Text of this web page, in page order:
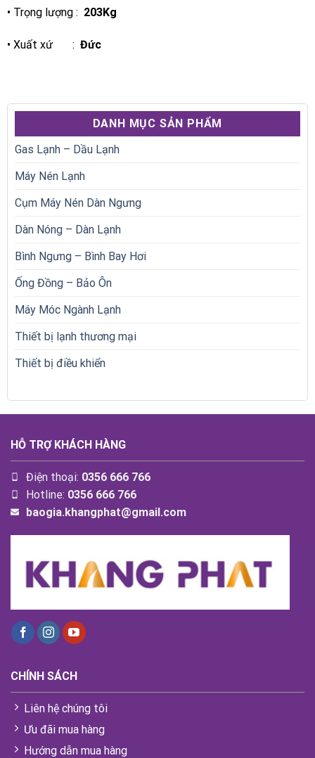
• Trọng lượng : 203Kg
• Xuất xứ : Đức
DANH MỤC SẢN PHẨM
Gas Lạnh – Dầu Lạnh
Máy Nén Lạnh
Cụm Máy Nén Dàn Ngưng
Dàn Nóng – Dàn Lạnh
Bình Ngưng – Bình Bay Hơi
Ống Đồng – Bảo Ôn
Máy Móc Ngành Lạnh
Thiết bị lạnh thương mại
Thiết bị điều khiển
HỖ TRỢ KHÁCH HÀNG
Điện thoại: 0356 666 766
Hotline: 0356 666 766
baogia.khangphat@gmail.com
CHÍNH SÁCH
Liên hệ chúng tôi
Ưu đãi mua hàng
Hướng dẫn mua hàng